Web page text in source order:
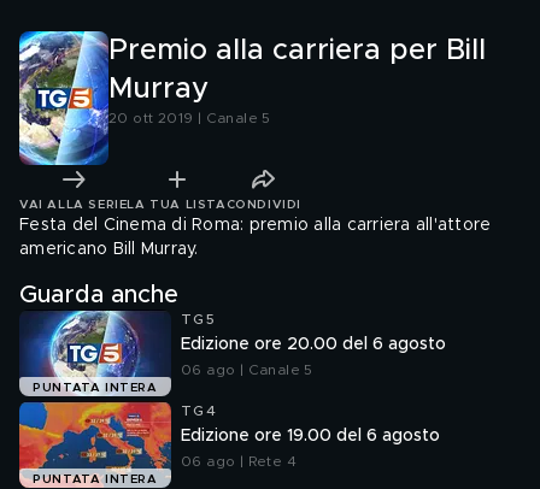
Premio alla carriera per Bill
Murray
20 ott 2019 | Canale 5
VAI ALLA SERIE LA TUA LISTA CONDIVIDI
Festa del Cinema di Roma: premio alla carriera all'attore
americano Bill Murray.
Guarda anche
PUNTATA INTERA
TG5
Edizione ore 20.00 del 6 agosto
06 ago | Canale 5
PUNTATA INTERA
TG4
Edizione ore 19.00 del 6 agosto
06 ago | Rete 4